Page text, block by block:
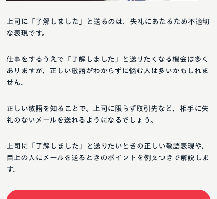
上司に「了解しました」と送りたいときの正しい敬語表現や、
目上の人にメールを送るときのポイントを例文つきで解説しま
す。
正しい敬語を知ることで、上司に限らず取引先など、相手に失
礼のないメールを送れるようになるでしょう。
仕事をするうえで「了解しました」と送りたくなる機会は多く
ありますが、正しい敬語がわからずに悩む人は多いかもしれま
せん。
上司に「了解しました」と送るのは、失礼にあたるため不適切
な表現です。